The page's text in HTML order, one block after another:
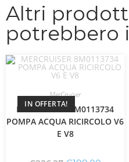
Altri
potrebbero
IN OFFERTA!
MerCruiser
MERCRUISER 8M0113734
POMPA ACQUA RICIRCOLO V6
E V8